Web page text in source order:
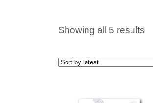
Showing all 5 results